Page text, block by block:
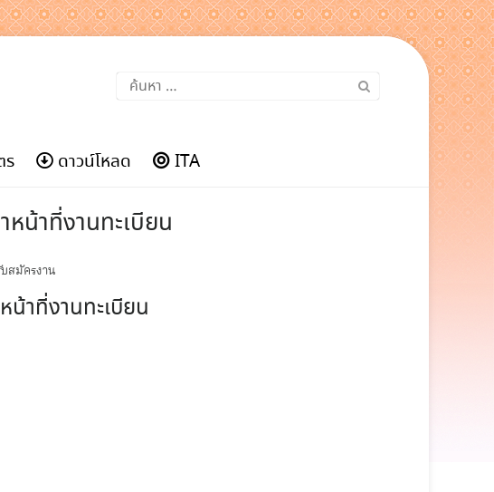
ค้นหา
สำหรับ:
ร ดาวน์โหลด ITA
หน้าที่งานทะเบียน
สมัครงาน
น้าที่งานทะเบียน